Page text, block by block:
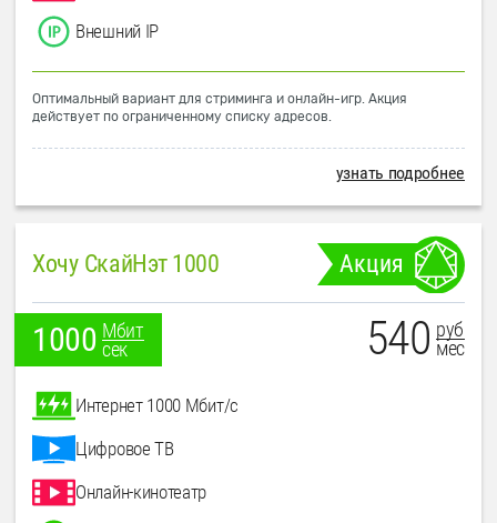
Внешний IP
Оптимальный вариант для стриминга и онлайн-игр. Акция
действует по ограниченному списку адресов.
узнать подробнее
Хочу СкайНэт 1000 Акция
1000 Мбит
сек
540 руб
мес
Интернет 1000 Мбит/с
Цифровое ТВ
Онлайн-кинотеатр